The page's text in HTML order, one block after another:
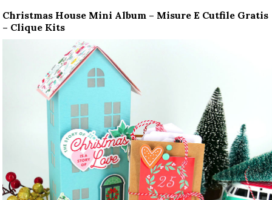
Christmas House Mini Album – Misure E Cutfile Gratis
– Clique Kits